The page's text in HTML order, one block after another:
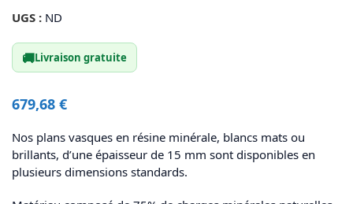
UGS : ND
🚚Livraison gratuite
679,68 €
Nos plans vasques en résine minérale, blancs mats ou
brillants, d’une épaisseur de 15 mm sont disponibles en
plusieurs dimensions standards.